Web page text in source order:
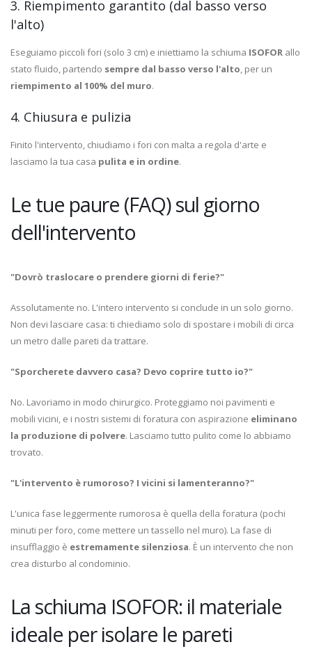
3. Riempimento garantito (dal basso verso
l'alto)
Eseguiamo piccoli fori (solo 3 cm) e iniettiamo la schiuma ISOFOR allo
stato fluido, partendo sempre dal basso verso l'alto, per un
riempimento al 100% del muro.
4. Chiusura e pulizia
Finito l'intervento, chiudiamo i fori con malta a regola d'arte e
lasciamo la tua casa pulita e in ordine.
Le tue paure (FAQ) sul giorno
dell'intervento
"Dovrò traslocare o prendere giorni di ferie?"
Assolutamente no. L'intero intervento si conclude in un solo giorno.
Non devi lasciare casa: ti chiediamo solo di spostare i mobili di circa
un metro dalle pareti da trattare.
"Sporcherete davvero casa? Devo coprire tutto io?"
No. Lavoriamo in modo chirurgico. Proteggiamo noi pavimenti e
mobili vicini, e i nostri sistemi di foratura con aspirazione eliminano
la produzione di polvere. Lasciamo tutto pulito come lo abbiamo
trovato.
"L'intervento è rumoroso? I vicini si lamenteranno?"
L'unica fase leggermente rumorosa è quella della foratura (pochi
minuti per foro, come mettere un tassello nel muro). La fase di
insufflaggio è estremamente silenziosa. È un intervento che non
crea disturbo al condominio.
La schiuma ISOFOR: il materiale
ideale per isolare le pareti